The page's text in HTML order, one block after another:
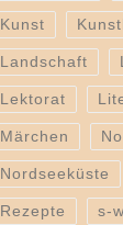
Kunst
Landschaft
Lektorat
Märchen
Nordseeküste
Rezepte s-w